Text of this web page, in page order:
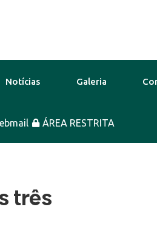
Notícias Galeria
Ago 31°C
ÁREA RESTRITA
três